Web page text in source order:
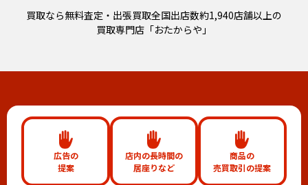
買取なら無料査定・出張買取全国出店数約1,940店舗以上の
買取専門店「おたからや」
広告の
提案
店内の長時間の
居座りなど
商品の
売買取引の提案